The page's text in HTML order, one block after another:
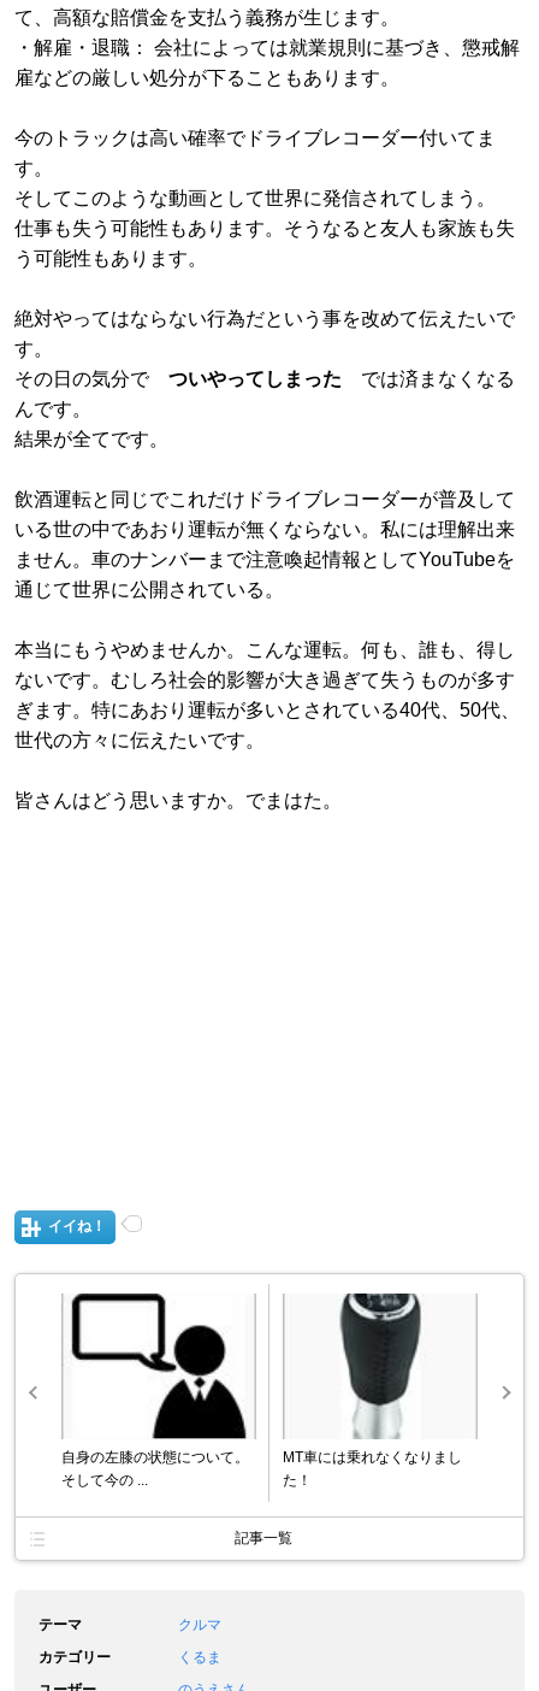
て、高額な賠償金を支払う義務が生じます。
・解雇・退職： 会社によっては就業規則に基づき、懲戒解
雇などの厳しい処分が下ることもあります。
今のトラックは高い確率でドライブレコーダー付いてま
す。
そしてこのような動画として世界に発信されてしまう。
仕事も失う可能性もあります。そうなると友人も家族も失
う可能性もあります。
絶対やってはならない行為だという事を改めて伝えたいで
す。
その日の気分で ついやってしまった では済まなくなる
んです。
結果が全てです。
飲酒運転と同じでこれだけドライブレコーダーが普及して
いる世の中であおり運転が無くならない。私には理解出来
ません。車のナンバーまで注意喚起情報としてYouTubeを
通じて世界に公開されている。
本当にもうやめませんか。こんな運転。何も、誰も、得し
ないです。むしろ社会的影響が大き過ぎて失うものが多す
ぎます。特にあおり運転が多いとされている40代、50代、
世代の方々に伝えたいです。
皆さんはどう思いますか。でまはた。
イイね！
自身の左膝の状態について。
そして今の ...
MT車には乗れなくなりまし
た！
記事一覧
テーマ
クルマ
カテゴリー
くるま